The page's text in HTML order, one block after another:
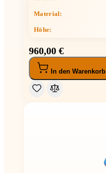
Material:
Höhe:
960,00 €
In den Warenkorb